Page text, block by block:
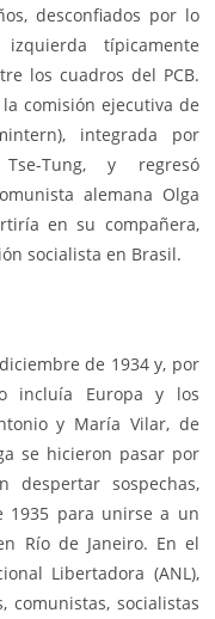
desconfiados por lo
típicamente
los cuadros del PCB.
comisión ejecutiva de
integrada por
Tung, y regresó
alemana Olga
en su compañera,
socialista en Brasil.
de 1934 y, por
incluía Europa y los
y María Vilar, de
se hicieron pasar por
sospechas,
1935 para unirse a un
Río de Janeiro. En el
Libertadora (ANL),
comunistas, socialistas